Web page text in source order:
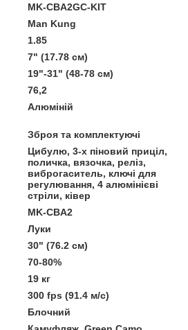
MK-CBА2GC-KIT
Man Kung
1.85
7" (17.78 см)
19"-31" (48-78 см)
76,2
Алюміній
Зброя та комплектуючі
Цибулю, 3-х піновий приціл,
поличка, вязочка, реліз,
виброгаситель, ключі для
регулювання, 4 алюмінієві
стріли, ківер
MK-CBA2
Луки
30" (76.2 см)
70-80%
19 кг
300 fps (91.4 м/с)
Блочний